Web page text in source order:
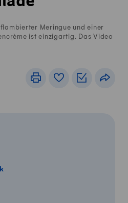
Meringue und einer
ist einzigartig. Das Video
DruckenRezeptbuch
anzeigen
Stück anzeigen